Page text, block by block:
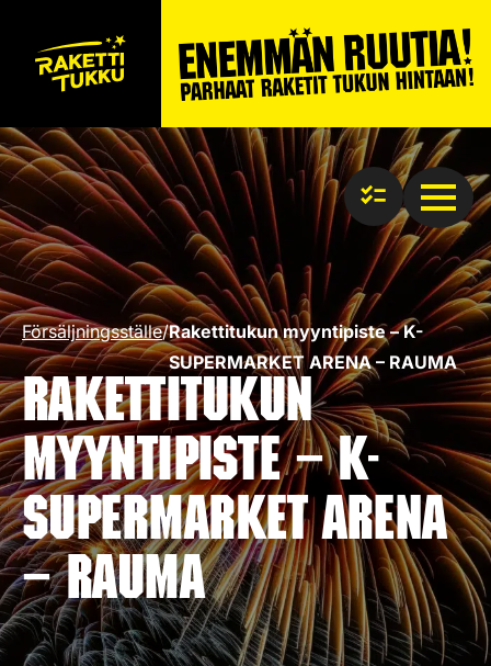
Försäljningsställe/Rakettitukun myyntipiste – K-
SUPERMARKET ARENA – RAUMA
Rakettitukun
myyntipiste – K-
SUPERMARKET ARENA
– RAUMA